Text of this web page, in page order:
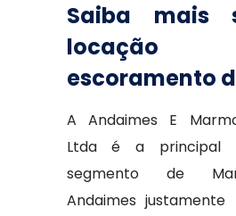
Saiba mais
escoramento
A Andaimes E
Ltda é a principal
segmento de
Andaimes